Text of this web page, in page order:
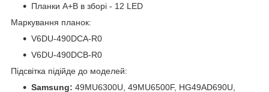
Планки A+B в зборі - 12 LED
Маркування планок:
V6DU-490DCA-R0
V6DU-490DCB-R0
Підсвітка підійде до моделей:
Samsung: 49MU6300U, 49MU6500F, HG49AD690U,